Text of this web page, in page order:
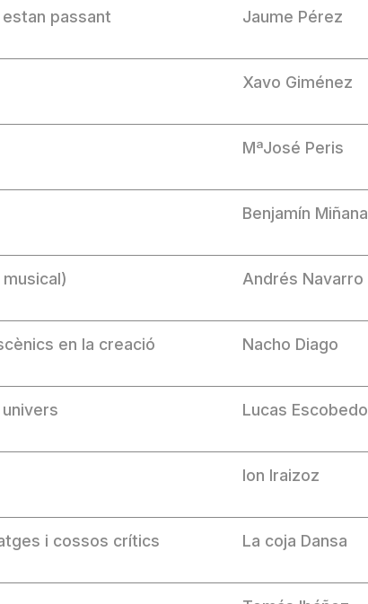
passant Jaume Pérez
Xavo Giménez
MªJosé Peris
Benjamín Miñana
Andrés Navarro
en la creació Nacho Diago
Lucas Escobedo
Ion Iraizoz
i cossos crítics La coja Dansa